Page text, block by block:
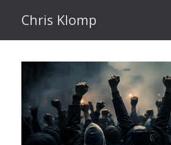
inhoud
Chris Klomp